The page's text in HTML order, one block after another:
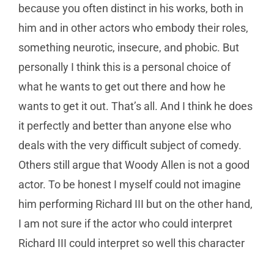
because you often distinct in his works, both in
him and in other actors who embody their roles,
something neurotic, insecure, and phobic. But
personally I think this is a personal choice of
what he wants to get out there and how he
wants to get it out. That’s all. And I think he does
it perfectly and better than anyone else who
deals with the very difficult subject of comedy.
Others still argue that Woody Allen is not a good
actor. To be honest I myself could not imagine
him performing Richard III but on the other hand,
I am not sure if the actor who could interpret
Richard III could interpret so well this character